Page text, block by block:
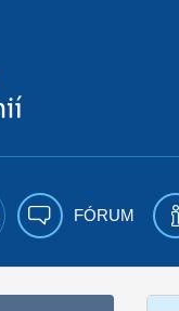
FÓRUM